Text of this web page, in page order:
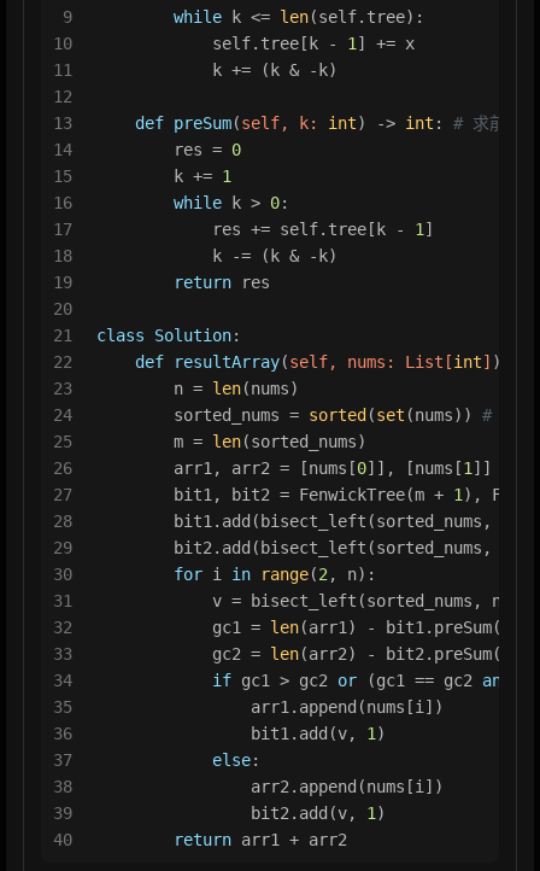
9
10
11
12
13
14
15
16
17
18
19
20
21
22
23
24
25
26
27
28
29
30
31
32
33
34
35
36
37
38
39
40
while k <= len(self.tree):
            self.tree[k -
1 ] += x
            k += (k & -k)
def preSum(self, k: int) -> int : # 求前綴
        res =
0
        k +=
1
while k > 0:
            res += self.tree[k -
1 ]
            k -= (k & -k)
return res
class Solution:
def
resultArray(self, nums: List [int] ) ->
        n =
len(nums)
        sorted_nums =
sorted(set (nums)) # 離散
        m =
len(sorted_nums)
        arr1, arr2 = [nums[
0]], [nums[1 ]]
        bit1, bit2 = FenwickTree(m +
1 ),
bit1.add(bisect_left(sorted_nums,
bit2.add(bisect_left(sorted_nums,
for i in range(2 , n):
v = bisect_left(sorted_nums,
            gc1 =
len(arr1) - bit1.preSum(v)
            gc2 =
len(arr2) - bit2.preSum(v)
if gc1 > gc2 or (gc1 == gc2 and
                arr1.append(nums[i])
                bit1.add(v,
1 )
else:
                arr2.append(nums[i])
                bit2.add(v,
1 )
return arr1 + arr2